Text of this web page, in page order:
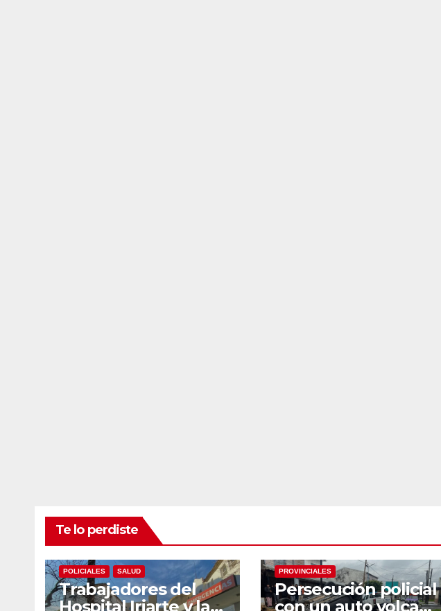
Te lo perdiste
POLICIALES SALUD
Trabajadores del
Hospital Iriarte y la
PROVINCIALES
Persecución policial
con un auto volcado